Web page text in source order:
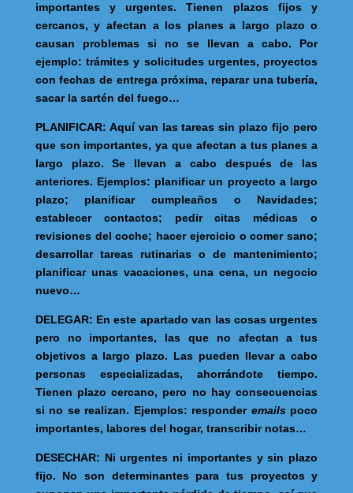
importantes y urgentes. Tienen plazos fijos y
cercanos, y afectan a los planes a largo plazo o
causan problemas si no se llevan a cabo. Por
ejemplo: trámites y solicitudes urgentes, proyectos
con fechas de entrega próxima, reparar una tubería,
sacar la sartén del fuego…
PLANIFICAR: Aquí van las tareas sin plazo fijo pero
que son importantes, ya que afectan a tus planes a
largo plazo. Se llevan a cabo después de las
anteriores. Ejemplos: planificar un proyecto a largo
plazo; planificar cumpleaños o Navidades;
establecer contactos; pedir citas médicas o
revisiones del coche; hacer ejercicio o comer sano;
desarrollar tareas rutinarias o de mantenimiento;
planificar unas vacaciones, una cena, un negocio
nuevo…
DELEGAR: En este apartado van las cosas urgentes
pero no importantes, las que no afectan a tus
objetivos a largo plazo. Las pueden llevar a cabo
personas especializadas, ahorrándote tiempo.
Tienen plazo cercano, pero no hay consecuencias
si no se realizan. Ejemplos: responder emails poco
importantes, labores del hogar, transcribir notas…
DESECHAR: Ni urgentes ni importantes y sin plazo
fijo. No son determinantes para tus proyectos y